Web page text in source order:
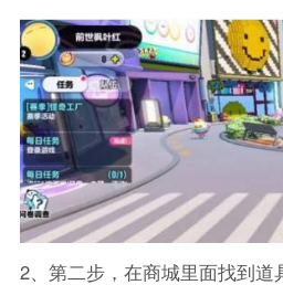
2、第二步，在商城里面找到道